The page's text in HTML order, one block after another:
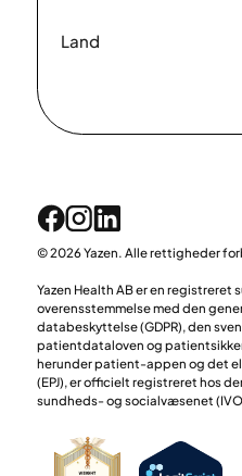
Land
© 2026 Yazen. Alle rettigheder
Yazen Health AB er en
overensstemmelse med den
databeskyttelse (GDPR), den
patientdataloven og
herunder patient-appen og det
(EPJ), er officielt registreret hos
sundheds- og socialvæsenet